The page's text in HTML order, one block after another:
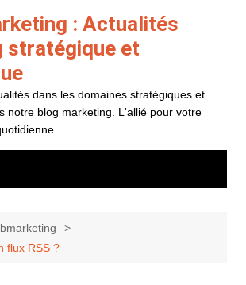
: Actualités
stratégique et
dans les domaines stratégiques et
notre blog marketing. L'allié pour votre
flux RSS ?